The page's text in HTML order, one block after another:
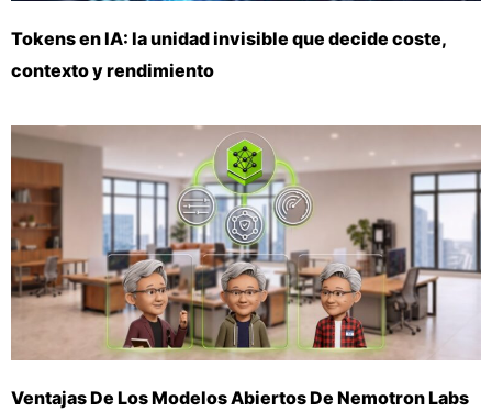
Tokens en IA: la unidad invisible que decide coste,
contexto y rendimiento
Ventajas De Los Modelos Abiertos De Nemotron Labs